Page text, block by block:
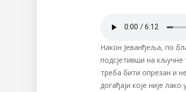
Након Јеванђеља, по
подсјетивши на кључне
треба бити опрезан и
догађаји које није